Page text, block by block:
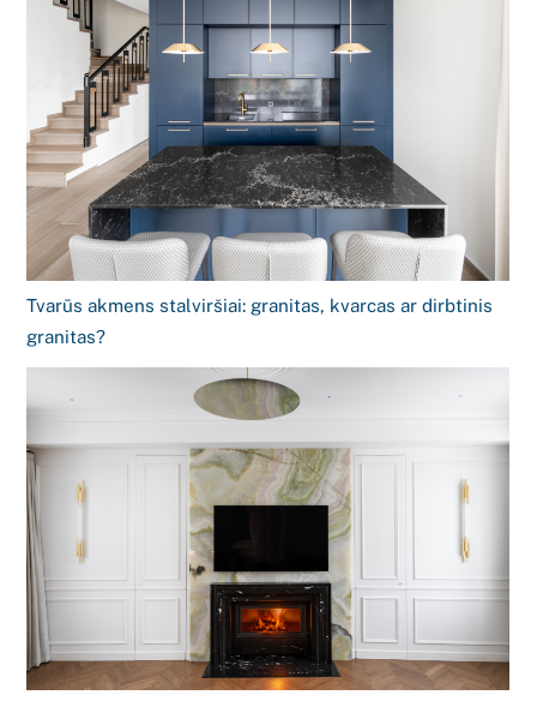
Tvarūs akmens stalviršiai: granitas, kvarcas ar dirbtinis
granitas?